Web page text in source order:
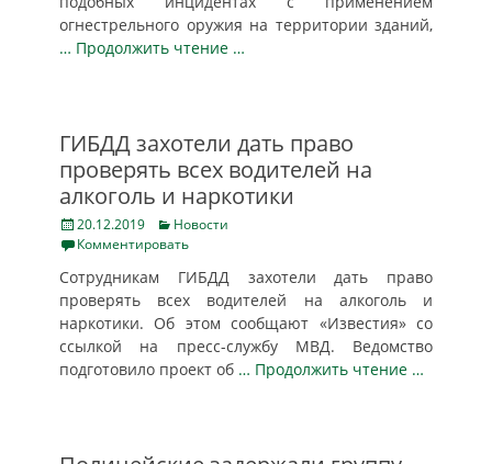
огнестрельного оружия на территории зданий,
… Продолжить чтение …
ГИБДД захотели дать право
проверять всех водителей на
алкоголь и наркотики
Posted
on
20.12.2019 Categories
Новости
Комментировать
Сотрудникам ГИБДД захотели дать право
проверять всех водителей на алкоголь и
наркотики. Об этом сообщают «Известия» со
ссылкой на пресс-службу МВД. Ведомство
подготовило проект об … Продолжить чтение …